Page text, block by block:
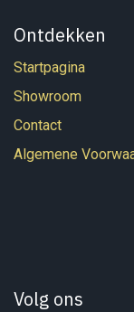
Ontdekken
Startpagina
Showroom
Contact
Algemene
Volg ons